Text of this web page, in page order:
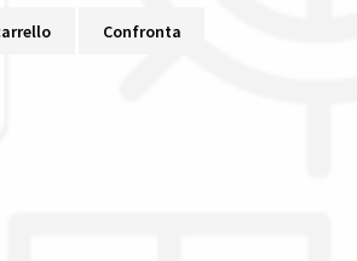
Confronta